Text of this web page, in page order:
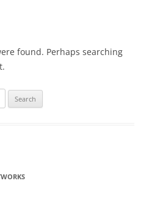
found. Perhaps searching